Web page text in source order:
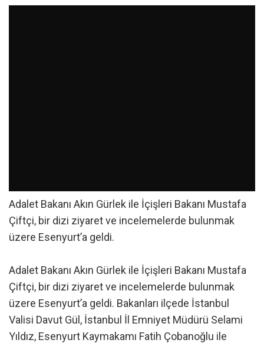
Adalet Bakanı Akın Gürlek ile İçişleri Bakanı Mustafa
Çiftçi, bir dizi ziyaret ve incelemelerde bulunmak
üzere Esenyurt’a geldi.
Adalet Bakanı Akın Gürlek ile İçişleri Bakanı Mustafa
Çiftçi, bir dizi ziyaret ve incelemelerde bulunmak
üzere Esenyurt’a geldi. Bakanları ilçede İstanbul
Valisi Davut Gül, İstanbul İl Emniyet Müdürü Selami
Yıldız, Esenyurt Kaymakamı Fatih Çobanoğlu ile